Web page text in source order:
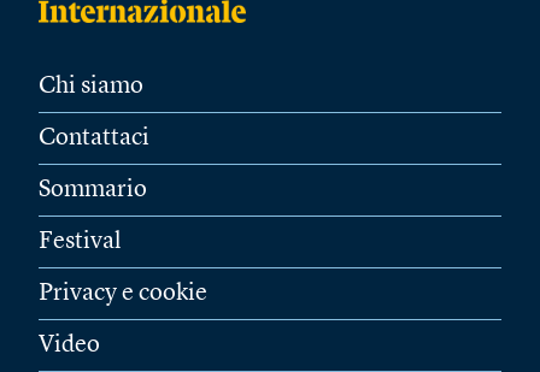
Chi siamo
Contattaci
Sommario
Festival
Privacy e cookie
Video